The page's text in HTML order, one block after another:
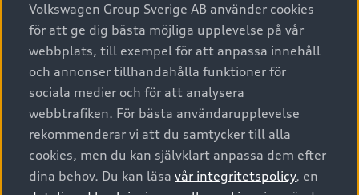
A6 modellerna
SUV
Avant
Audi Sport
Privatleasing
Nya bilar i lager
Begagnade bilar i lager
Audi approved :plus - så gott som nya
Finansiering
Audi exclusive
Service & tillbehör
Audi digital services
Originaltillbehör - köp online
Garantier
Försäkring
Digitala manualer för din Audi
Tjänstebil
Tjänstebil
Business lease online
Företagsleasing
Om Audi Sverige
Kontakta oss
Audi Återförsäljare/-serviceverkstad
Volkswagen Group Sverige AB använder cookies
för att ge dig bästa möjliga upplevelse på vår
webbplats, till exempel för att anpassa innehåll
och annonser tillhandahålla funktioner för
sociala medier och för att analysera
webbtrafiken. För bästa användarupplevelse
rekommenderar vi att du samtycker till alla
cookies, men du kan självklart anpassa dem efter
dina behov. Du kan läsa vår integritetspolicy, en